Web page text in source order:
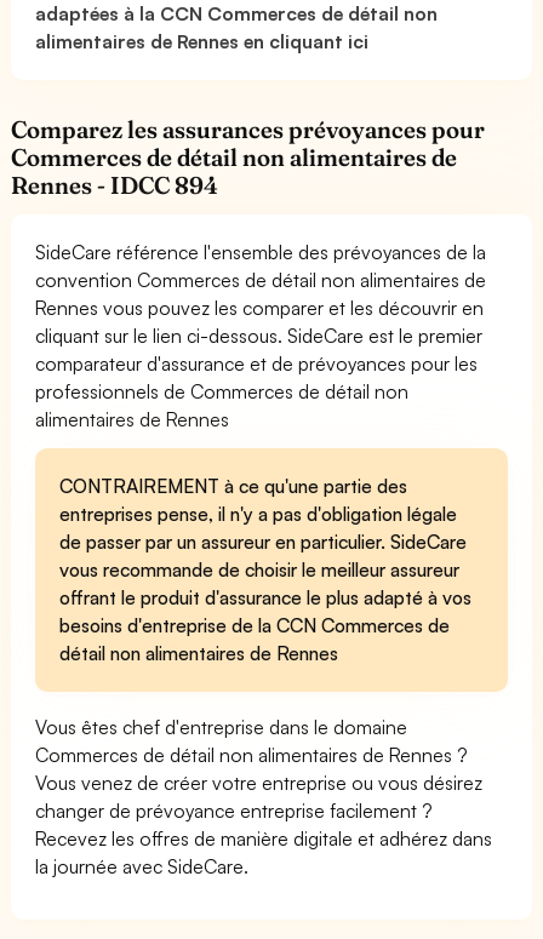
adaptées à la CCN Commerces de détail non
alimentaires de Rennes en cliquant ici
Comparez les assurances prévoyances pour
Commerces de détail non alimentaires de
Rennes - IDCC 894
SideCare référence l'ensemble des prévoyances de la
convention Commerces de détail non alimentaires de
Rennes vous pouvez les comparer et les découvrir en
cliquant sur le lien ci-dessous. SideCare est le premier
comparateur d'assurance et de prévoyances pour les
professionnels de Commerces de détail non
alimentaires de Rennes
CONTRAIREMENT à ce qu'une partie des
entreprises pense, il n'y a pas d'obligation légale
de passer par un assureur en particulier. SideCare
vous recommande de choisir le meilleur assureur
offrant le produit d'assurance le plus adapté à vos
besoins d'entreprise de la CCN Commerces de
détail non alimentaires de Rennes
Vous êtes chef d'entreprise dans le domaine
Commerces de détail non alimentaires de Rennes ?
Vous venez de créer votre entreprise ou vous désirez
changer de prévoyance entreprise facilement ?
Recevez les offres de manière digitale et adhérez dans
la journée avec SideCare.